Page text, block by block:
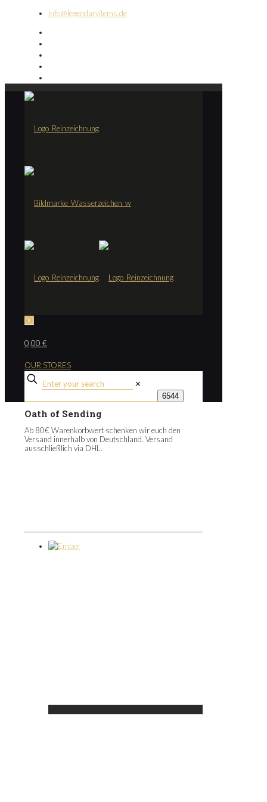
info@legendaryitems.de
00
0,00 €
OUR STORES
✕
Oath of Sending
Ab 80€ Warenkorbwert schenken wir euch den
Versand innerhalb von Deutschland. Versand
ausschließlich via DHL.